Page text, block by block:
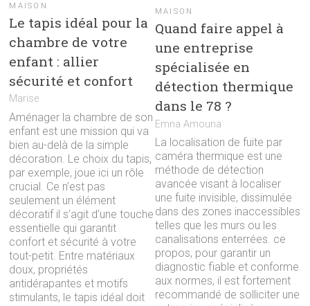
MAISON
Le tapis idéal pour la
chambre de votre
enfant : allier
sécurité et confort
Marise
Aménager la chambre de son
enfant est une mission qui va
bien au-delà de la simple
décoration. Le choix du tapis,
par exemple, joue ici un rôle
crucial. Ce n’est pas
seulement un élément
décoratif il s’agit d’une touche
essentielle qui garantit
confort et sécurité à votre
tout-petit. Entre matériaux
doux, propriétés
antidérapantes et motifs
stimulants, le tapis idéal doit
MAISON
Quand faire appel à
une entreprise
spécialisée en
détection thermique
dans le 78 ?
Emna Amouna
La localisation de fuite par
caméra thermique est une
méthode de détection
avancée visant à localiser
une fuite invisible, dissimulée
dans des zones inaccessibles
telles que les murs ou les
canalisations enterrées. ce
propos, pour garantir un
diagnostic fiable et conforme
aux normes, il est fortement
recommandé de solliciter une